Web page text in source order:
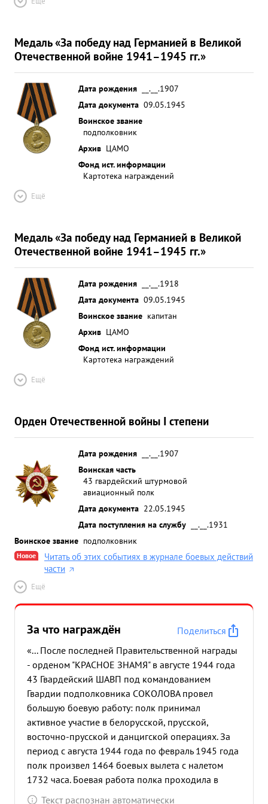
ударов комиссий по определению эффективноми.
отличное руководство полком в результате чего
полк произвел 931 боевой вылет по
священников в Крыму и по освобождению
Белоруссии гварправительственной наградой ...»
Медаль «За победу над Германией в Великой
Отечественной войне 1941–1945 гг.»
Дата рождения
__.__.1907
Дата документа 09.05.1945
Воинское звание
подполковник
Архив ЦАМО
Фонд ист. информации
Картотека награждений
Ещё
Медаль «За победу над Германией в Великой
Отечественной войне 1941–1945 гг.»
Дата рождения
__.__.1918
Дата документа 09.05.1945
Воинское звание капитан
Архив ЦАМО
Фонд ист. информации
Картотека награждений
Ещё
Орден Отечественной войны I степени
Дата рождения
__.__.1907
Воинская часть
43 гвардейский штурмовой
авиационный полк
Дата документа 22.05.1945
Дата поступления на службу
__.__.1931
Воинское звание подполковник
Новое
Читать об этих событиях в журнале боевых действий
части
Ещё
За что награждён
Поделиться
«... После последней Правительственной награды
- орденом "КРАСНОЕ ЗНАМЯ" в августе 1944 года
43 Гвардейский ШАВП под командованием
Гвардии подполковника СОКОЛОВА провел
большую боевую работу: полк принимал
активное участие в белорусской, прусской,
восточно-прусской и данцигской операциях. За
период с августа 1944 года по февраль 1945 года
полк произвел 1464 боевых вылета с налетом
1732 часа. Боевая работа полка проходила в
трудных метеорологических условиях осени и
Текст распознан автоматически